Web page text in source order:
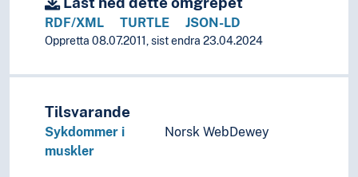
RDF/XML TURTLE JSON-LD
Oppretta 08.07.2011, sist endra 23.04.2024
Tilsvarande
Sykdommer i
muskler
Norsk WebDewey